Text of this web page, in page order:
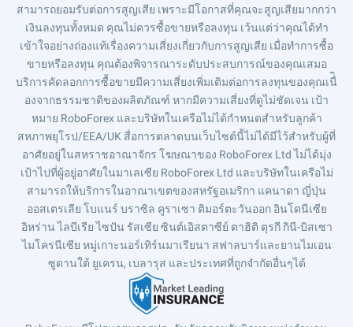
สามารถยอมรับต่อการสูญเสีย เพราะมีโอกาสที่คุณจะสูญเสียมากกว่า
เงินลงทุนทั้งหมด คุณไม่ควรซื้อขายหรือลงทุน เว้นแต่ว่าคุณได้ทำ
เข้าใจอย่างถ่องแท้เรื่องความเสี่ยงเกี่ยวกับการสูญเสีย เมื่อทำการซื้อ
ขายหรือลงทุน คุณต้องพิจารณาระดับประสบการณ์ของคุณเสมอ
บริการคัดลอกการซื้อขายมีความเสี่ยงเพิ่มเติมต่อการลงทุนของคุณเนื่ิ
องจากธรรมชาติของผลิตภัณฑ์ หากมีความเสี่ยงที่ดูไม่ชัดเจน เป้า
หมาย RoboForex และบริษัทในเครือไม่ได้กำหนดสำหรับลูกค้า
สหภาพยุโรป/EEA/UK สื่อการตลาดบนเว็บไซต์นี้ไม่ได้มีไว้สำหรับผู้ที่
อาศัยอยู่ในสหราชอาณาจักร โฆษณาของ RoboForex Ltd ไม่ได้มุ่ง
เป้าไปที่ผู้อยู่อาศัยในมาเลเซีย RoboForex Ltd และบริษัทในเครือไม่
สามารถให้บริการในอาณาเขตของสหรัฐอเมริกา แคนาดา ญี่ปุ่น
ออสเตรเลีย โบแนร์ บราซิล คูราเซา ติมอร์ตะวันออก อินโดนีเซีย
อิหร่าน ไลบีเรีย ไซปัน รัสเซีย ซินต์เอิสตาซีย์ ตาฮิติ ตุรกี กินี-บิสเซา
ไมโครนีเซีย หมู่เกาะนอร์เทิร์นมาเรียนา สฟาลบาร์และยานไมเอน
ซูดานใต้ ยูเครน, เบลารุส และประเทศที่ถูกจำกัดอื่นๆได้